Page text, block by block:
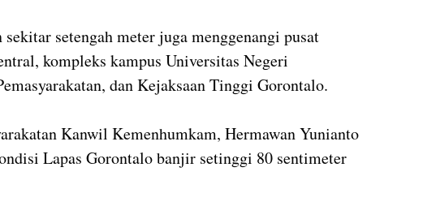
setengah meter juga menggenangi pusat
kompleks kampus Universitas Negeri
dan Kejaksaan Tinggi Gorontalo.
Kanwil Kemenhumkam, Hermawan Yunianto
Lapas Gorontalo banjir setinggi 80 sentimeter